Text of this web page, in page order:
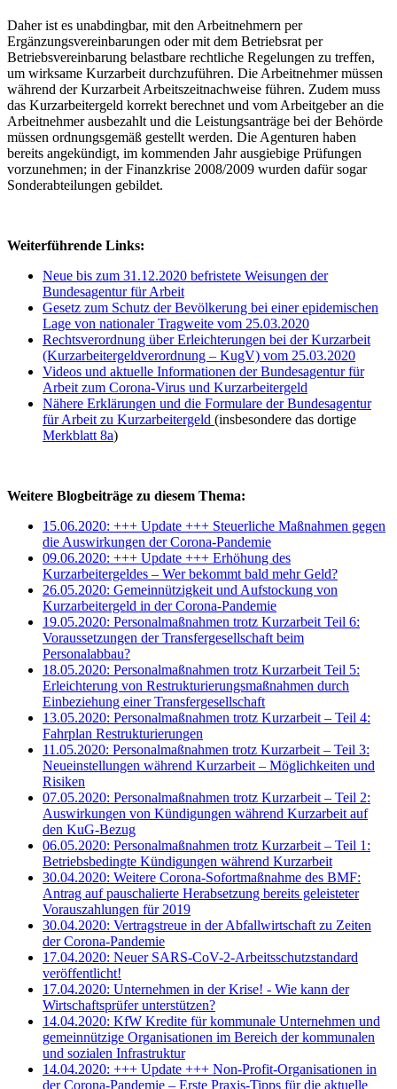
Daher ist es unabdingbar, mit den Arbeitnehmern per
Ergänzungsvereinbarungen oder mit dem Betriebsrat per
Betriebsvereinbarung belastbare rechtliche Regelungen zu treffen,
um wirksame Kurzarbeit durchzuführen. Die Arbeitnehmer müssen
während der Kurzarbeit Arbeitszeitnachweise führen. Zudem muss
das Kurzarbeitergeld korrekt berechnet und vom Arbeitgeber an die
Arbeitnehmer ausbezahlt und die Leistungsanträge bei der Behörde
müssen ordnungsgemäß gestellt werden. Die Agenturen haben
bereits angekündigt, im kommenden Jahr ausgiebige Prüfungen
vorzunehmen; in der Finanzkrise 2008/2009 wurden dafür sogar
Sonderabteilungen gebildet.
Weiterführende Links:
Neue bis zum 31.12.2020 befristete Weisungen der
Bundesagentur für Arbeit
Gesetz zum Schutz der Bevölkerung bei einer epidemischen
Lage von nationaler Tragweite vom 25.03.2020
Rechtsverordnung über Erleichterungen bei der Kurzarbeit
(Kurzarbeitergeldverordnung – KugV) vom 25.03.2020
Videos und aktuelle Informationen der Bundesagentur für
Arbeit zum Corona-Virus und Kurzarbeitergeld
Nähere Erklärungen und die Formulare der Bundesagentur
für Arbeit zu Kurzarbeitergeld (insbesondere das dortige
Merkblatt 8a)
Weitere Blogbeiträge zu diesem Thema:
15.06.2020: +++ Update +++ Steuerliche Maßnahmen gegen
die Auswirkungen der Corona-Pandemie
09.06.2020: +++ Update +++ Erhöhung des
Kurzarbeitergeldes – Wer bekommt bald mehr Geld?
26.05.2020: Gemeinnützigkeit und Aufstockung von
Kurzarbeitergeld in der Corona-Pandemie
19.05.2020: Personalmaßnahmen trotz Kurzarbeit Teil 6:
Voraussetzungen der Transfergesellschaft beim
Personalabbau?
18.05.2020: Personalmaßnahmen trotz Kurzarbeit Teil 5:
Erleichterung von Restrukturierungsmaßnahmen durch
Einbeziehung einer Transfergesellschaft
13.05.2020: Personalmaßnahmen trotz Kurzarbeit – Teil 4:
Fahrplan Restrukturierungen
11.05.2020: Personalmaßnahmen trotz Kurzarbeit – Teil 3:
Neueinstellungen während Kurzarbeit – Möglichkeiten und
Risiken
07.05.2020: Personalmaßnahmen trotz Kurzarbeit – Teil 2:
Auswirkungen von Kündigungen während Kurzarbeit auf
den KuG-Bezug
06.05.2020: Personalmaßnahmen trotz Kurzarbeit – Teil 1:
Betriebsbedingte Kündigungen während Kurzarbeit
30.04.2020: Weitere Corona-Sofortmaßnahme des BMF:
Antrag auf pauschalierte Herabsetzung bereits geleisteter
Vorauszahlungen für 2019
30.04.2020: Vertragstreue in der Abfallwirtschaft zu Zeiten
der Corona-Pandemie
17.04.2020: Neuer SARS-CoV-2-Arbeitsschutzstandard
veröffentlicht!
17.04.2020: Unternehmen in der Krise! - Wie kann der
Wirtschaftsprüfer unterstützen?
14.04.2020: KfW Kredite für kommunale Unternehmen und
gemeinnützige Organisationen im Bereich der kommunalen
und sozialen Infrastruktur
14.04.2020: +++ Update +++ Non-Profit-Organisationen in
der Corona-Pandemie – Erste Praxis-Tipps für die aktuelle